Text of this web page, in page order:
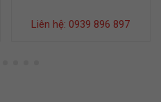
Liên hệ: 0939 896 897